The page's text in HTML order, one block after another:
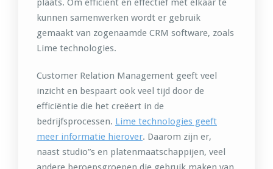
kunnen samenwerken wordt er gebruik
gemaakt van zogenaamde CRM software, zoals
Lime technologies.
Customer Relation Management geeft veel
inzicht en bespaart ook veel tijd door de
efficiëntie die het creëert in de
bedrijfsprocessen. Lime technologies geeft
meer informatie hierover. Daarom zijn er,
naast studio”s en platenmaatschappijen, veel